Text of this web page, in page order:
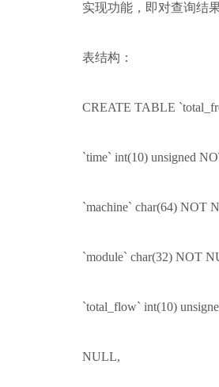
实现功能，即对查询结
表结构：
CREATE TABLE
`time` int(10) unsigned
`machine` char(64) NOT
`module` char(32) NOT
`total_flow` int(10)
NULL,